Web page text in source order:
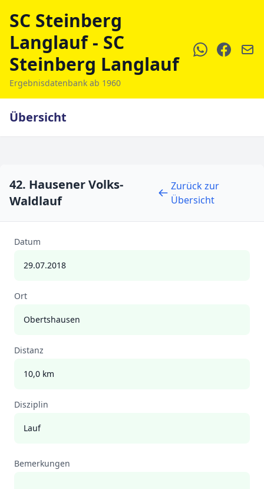
SC Steinberg
Langlauf - SC
Steinberg Langlauf
Ergebnisdatenbank ab 1960
Übersicht
42. Hausener Volks-
Waldlauf
Zurück zur
Übersicht
Datum
29.07.2018
Ort
Obertshausen
Distanz
10,0 km
Disziplin
Lauf
Bemerkungen